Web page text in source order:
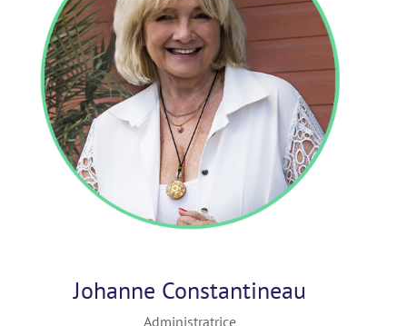
Johanne Constantineau
Administratrice